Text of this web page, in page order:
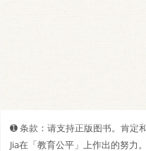
➊️ 条款：请支持正版图书。肯定
Jia在「教育公平」上作出的努力。